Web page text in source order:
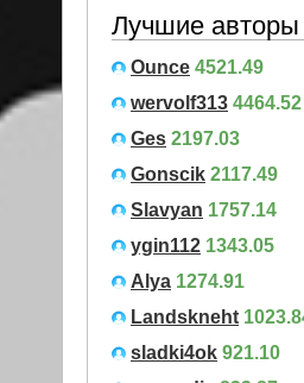
Лучшие авторы
Ounce 4521.49
wervolf313 4464.52
Ges 2197.03
Gonscik 2117.49
Slavyan 1757.14
ygin112 1343.05
Alya 1274.91
Landskneht
sladki4ok 921.10